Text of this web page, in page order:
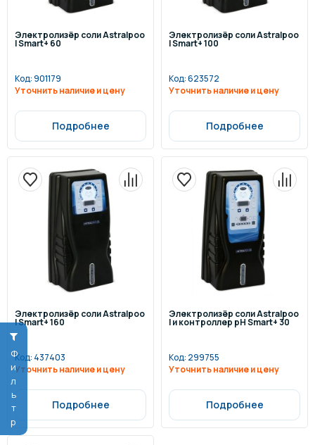
Фильтр
Электролизёр соли Astralpoo
l Smart+ 60
Код:901179
Уточнить наличие и цену
Подробнее
Электролизёр соли Astralpoo
l Smart+ 100
Код:623572
Уточнить наличие и цену
Подробнее
Электролизёр соли Astralpoo
l Smart+ 160
Код: 437403
Уточнить наличие и цену
Подробнее
Электролизёр соли Astralpoo
l и контроллер pH Smart+ 30
Код: 299755
Уточнить наличие и цену
Подробнее